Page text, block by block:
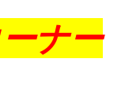
ナー